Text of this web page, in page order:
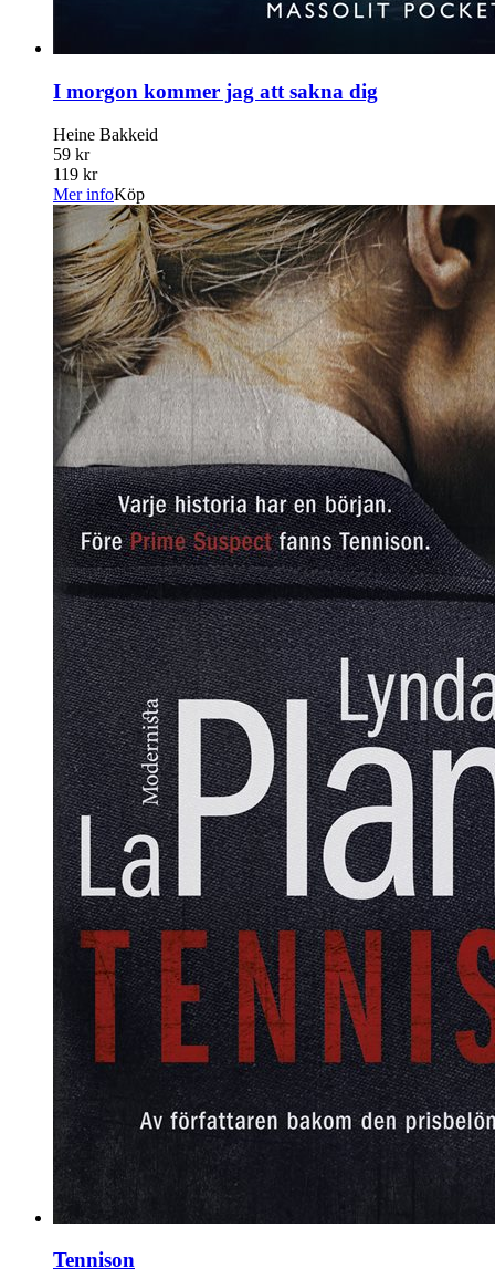
I morgon kommer jag att sakna dig
Heine Bakkeid
59 kr
119 kr
Mer infoKöp
Tennison